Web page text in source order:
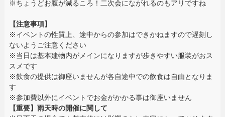
※ちょうどお腹が減るころ！二次会にながれるのもアリですね
【注意事項】
※イベントの性質上、途中からの参加はできかねますので遅刻し
ないようご注意ください
※当日は基本建物内がメインになりますが歩きやすい服装がおス
スメです
※飲食の提供は御座いませんが各自途中での飲食は自由となりま
す
※参加費以外にイベントでお金がかかる事は御座いません
【重要】雨天時の開催に関して